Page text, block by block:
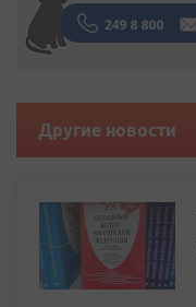
Другие новости